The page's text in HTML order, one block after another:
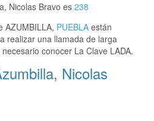
Nicolas Bravo es 238
AZUMBILLA, PUEBLA están
realizar una llamada de larga
conocer La Clave LADA.
Nicolas